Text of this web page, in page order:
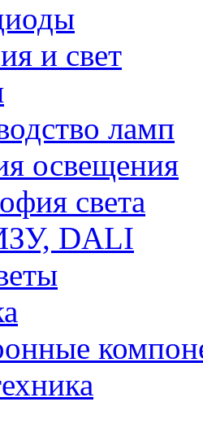
и свет
ламп
освещения
света
DALI